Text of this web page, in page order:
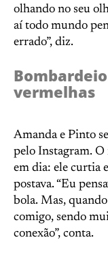
olhando no seu
aí todo mundo
errado”, diz.
vermelhas
Amanda e Pinto
pelo Instagram.
em dia: ele curtia
postava. “Eu
bola. Mas,
comigo, sendo
conexão”, conta.